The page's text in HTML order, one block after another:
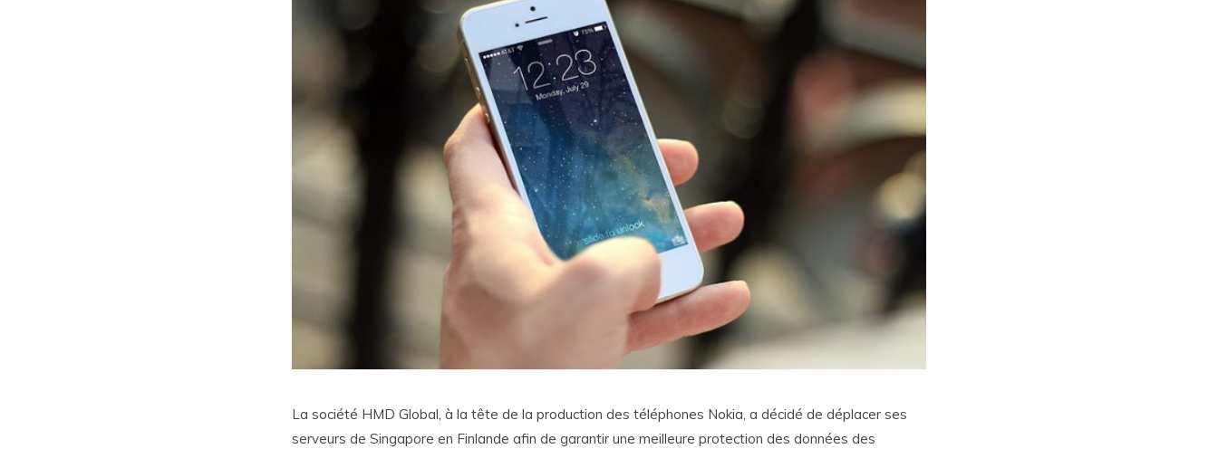
La société HMD Global, à la tête de la production des téléphones Nokia, a décidé de déplacer ses
serveurs de Singapore en Finlande afin de garantir une meilleure protection des données des